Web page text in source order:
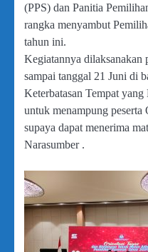
(PPS) dan Panitia
rangka menyambut
tahun ini.
Kegiatannya dilaksanakan
sampai tanggal 21 Juni di
Keterbatasan Tempat
untuk menampung
supaya dapat menerima
Narasumber .